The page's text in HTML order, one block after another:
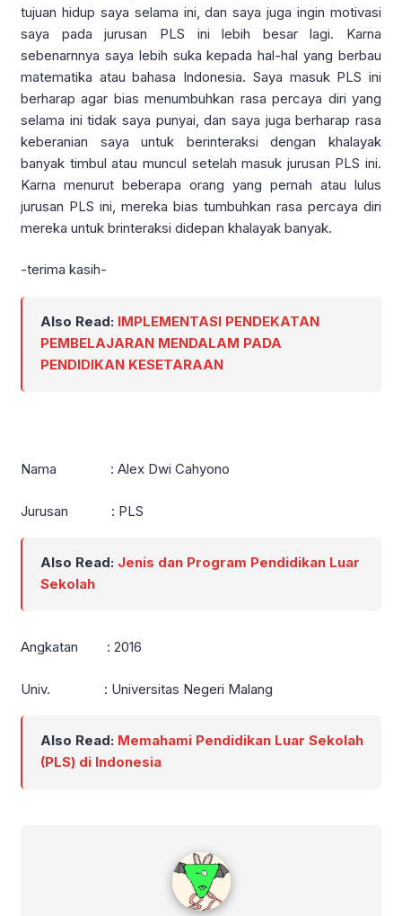
tujuan hidup saya selama ini, dan saya juga ingin motivasi
saya pada jurusan PLS ini lebih besar lagi. Karna
sebenarnnya saya lebih suka kepada hal-hal yang berbau
matematika atau bahasa Indonesia. Saya masuk PLS ini
berharap agar bias menumbuhkan rasa percaya diri yang
selama ini tidak saya punyai, dan saya juga berharap rasa
keberanian saya untuk berinteraksi dengan khalayak
banyak timbul atau muncul setelah masuk jurusan PLS ini.
Karna menurut beberapa orang yang pernah atau lulus
jurusan PLS ini, mereka bias tumbuhkan rasa percaya diri
mereka untuk brinteraksi didepan khalayak banyak.
-terima kasih-
Also Read: IMPLEMENTASI PENDEKATAN
PEMBELAJARAN MENDALAM PADA
PENDIDIKAN KESETARAAN
Nama : Alex Dwi Cahyono
Jurusan : PLS
Also Read: Jenis dan Program Pendidikan Luar
Sekolah
Angkatan : 2016
Univ. : Universitas Negeri Malang
Also Read: Memahami Pendidikan Luar Sekolah
(PLS) di Indonesia